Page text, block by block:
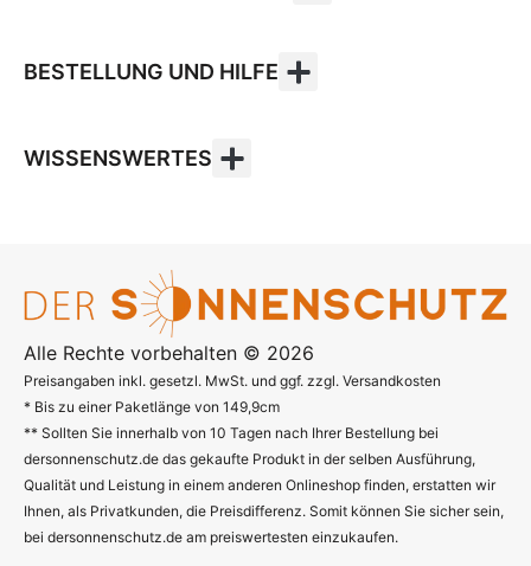
BESTELLUNG UND HILFE
WISSENSWERTES
Alle Rechte vorbehalten © 2026
Preisangaben inkl. gesetzl. MwSt. und ggf. zzgl. Versandkosten
* Bis zu einer Paketlänge von 149,9cm
** Sollten Sie innerhalb von 10 Tagen nach Ihrer Bestellung bei
dersonnenschutz.de das gekaufte Produkt in der selben Ausführung,
Qualität und Leistung in einem anderen Onlineshop finden, erstatten wir
Ihnen, als Privatkunden, die Preisdifferenz. Somit können Sie sicher sein,
bei dersonnenschutz.de am preiswertesten einzukaufen.